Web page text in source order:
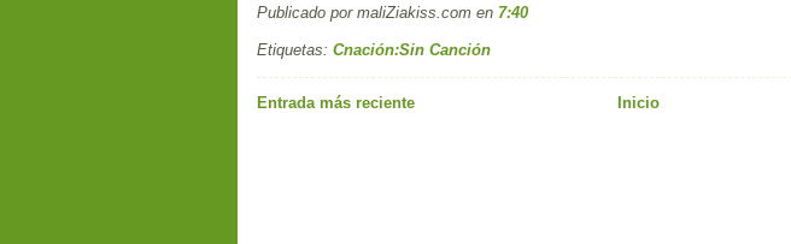
Publicado por maliZiakiss.com en 7:40
Etiquetas: Cnación:Sin Canción
Entrada más reciente Inicio